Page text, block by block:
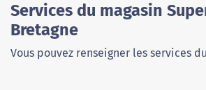
Services du magasin
Bretagne
Vous pouvez renseigner les services